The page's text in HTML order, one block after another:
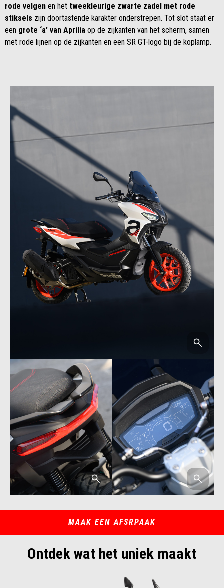
rode velgen en het tweekleurige zwarte zadel met rode
stiksels zijn doortastende karakter onderstrepen. Tot slot staat er
een grote ‘a’ van Aprilia op de zijkanten van het scherm, samen
met rode lijnen op de zijkanten en een SR GT-logo bij de koplamp.
MAAK EEN AFSRPAAK
Ontdek wat het uniek maakt